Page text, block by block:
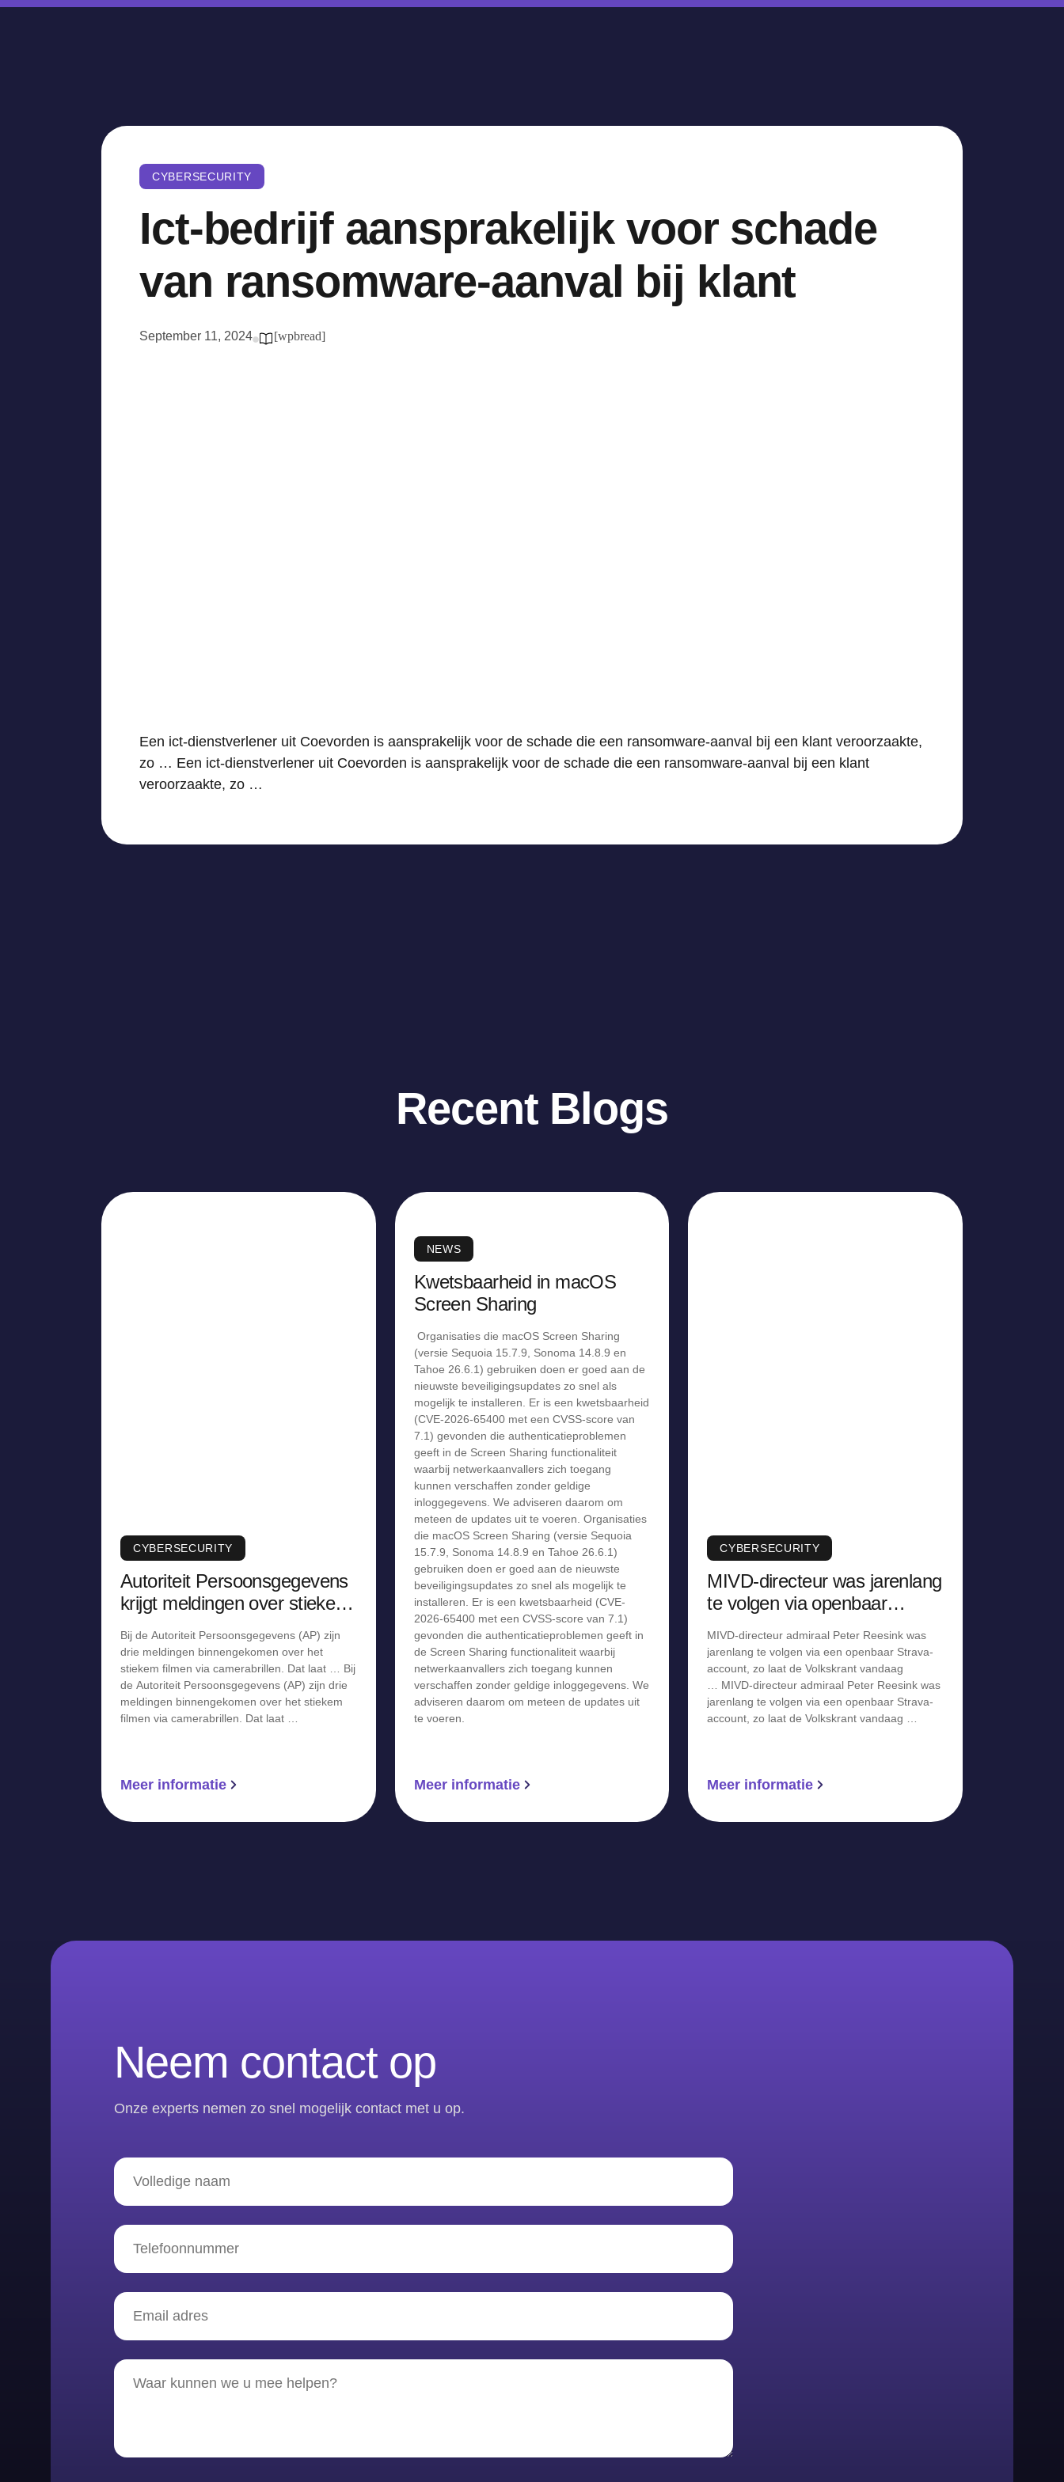
CYBERSECURITY
Ict-bedrijf aansprakelijk voor schade
van ransomware-aanval bij klant
September 11, 2024 [wpbread]
Een ict-dienstverlener uit Coevorden is aansprakelijk voor de schade die een ransomware-aanval bij een klant veroorzaakte,
zo … Een ict-dienstverlener uit Coevorden is aansprakelijk voor de schade die een ransomware-aanval bij een klant
veroorzaakte, zo …
Recent Blogs
CYBERSECURITY
Autoriteit Persoonsgegevens
krijgt meldingen over stiekem
Bij de Autoriteit Persoonsgegevens (AP) zijn
drie meldingen binnengekomen over het
stiekem filmen via camerabrillen. Dat laat … Bij
de Autoriteit Persoonsgegevens (AP) zijn drie
meldingen binnengekomen over het stiekem
filmen via camerabrillen. Dat laat …
Meer informatie
NEWS
Kwetsbaarheid in macOS
Screen Sharing
Organisaties die macOS Screen Sharing
(versie Sequoia 15.7.9, Sonoma 14.8.9 en
Tahoe 26.6.1) gebruiken doen er goed aan de
nieuwste beveiligingsupdates zo snel als
mogelijk te installeren. Er is een kwetsbaarheid
(CVE-2026-65400 met een CVSS-score van
7.1) gevonden die authenticatieproblemen
geeft in de Screen Sharing functionaliteit
waarbij netwerkaanvallers zich toegang
kunnen verschaffen zonder geldige
inloggegevens. We adviseren daarom om
meteen de updates uit te voeren. Organisaties
die macOS Screen Sharing (versie Sequoia
15.7.9, Sonoma 14.8.9 en Tahoe 26.6.1)
gebruiken doen er goed aan de nieuwste
beveiligingsupdates zo snel als mogelijk te
installeren. Er is een kwetsbaarheid (CVE-
2026-65400 met een CVSS-score van 7.1)
gevonden die authenticatieproblemen geeft in
de Screen Sharing functionaliteit waarbij
netwerkaanvallers zich toegang kunnen
verschaffen zonder geldige inloggegevens. We
adviseren daarom om meteen de updates uit
te voeren.
Meer informatie
CYBERSECURITY
MIVD-directeur was jarenlang
te volgen via openbaar
MIVD-directeur admiraal Peter Reesink was
jarenlang te volgen via een openbaar Strava-
account, zo laat de Volkskrant vandaag
… MIVD-directeur admiraal Peter Reesink was
jarenlang te volgen via een openbaar Strava-
account, zo laat de Volkskrant vandaag …
Meer informatie
Neem contact op
Onze experts nemen zo snel mogelijk contact met u op.